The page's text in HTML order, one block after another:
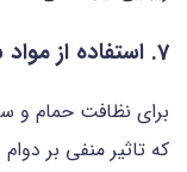
7. استفاده از مواد شوینده ملایم
برای نظافت حمام و
که تاثیر منفی بر